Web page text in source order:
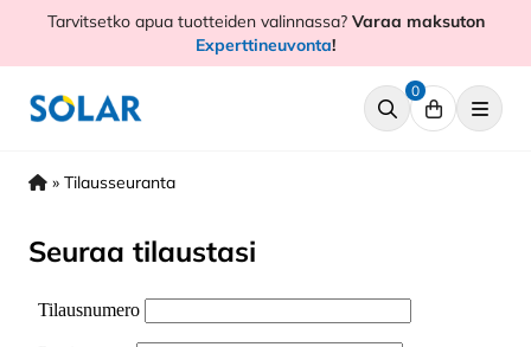
HyppääTarvitsetko apua tuotteiden valinnassa?Varaa maksuton
Experttineuvonta!
0
» Tilausseuranta
Seuraa tilaustasi